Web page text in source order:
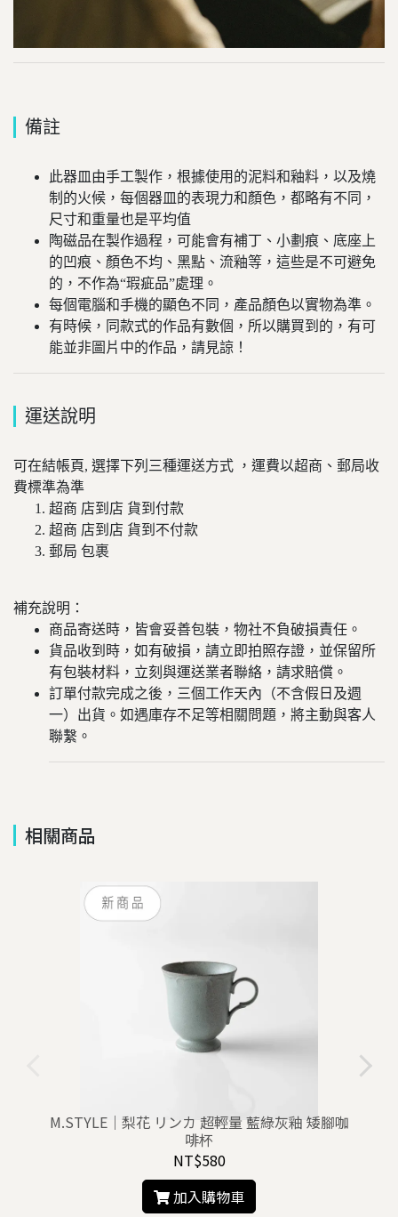
備註
此器皿由手工製作，根據使用的泥料和釉料，以及燒
制的火候，每個器皿的表現力和顏色，都略有不同，
尺寸和重量也是平均值
陶磁品在製作過程，可能會有補丁、小劃痕、底座上
的凹痕、顏色不均、黑點、流釉等，這些是不可避免
的，不作為“瑕疵品”處理。
每個電腦和手機的顯色不同，產品顏色以實物為準。
有時候，同款式的作品有數個，所以購買到的，有可
能並非圖片中的作品，請見諒！
運送說明
可在結帳頁, 選擇下列三種運送方式 ，運費以超商、郵局收
費標準為準
超商 店到店 貨到付款
超商 店到店 貨到不付款
郵局 包裹
補充說明：
商品寄送時，皆會妥善包裝，物社不負破損責任。
貨品收到時，如有破損，請立即拍照存證，並保留所
有包裝材料，立刻與運送業者聯絡，請求賠償。
訂單付款完成之後，三個工作天內（不含假日及週
一）出貨。如遇庫存不足等相關問題，將主動與客人
聯繫。
相關商品
M.STYLE｜梨花 リンカ 超輕量 藍綠灰釉 矮腳咖
啡杯
NT$580
加入購物車